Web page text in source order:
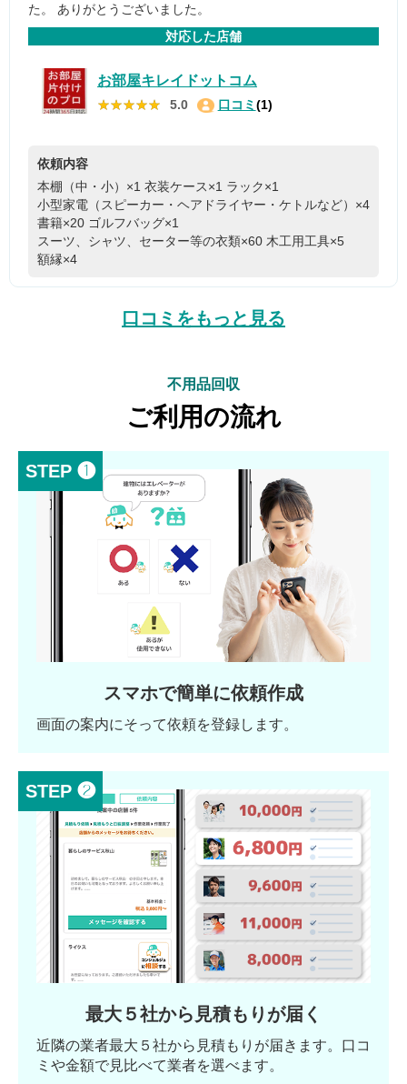
た。 ありがとうございました。
対応した店舗
お部屋キレイドットコム
★★★★★
★★★★★ 5.0 口コミ (1)
依頼内容
本棚（中・小）×1 衣装ケース×1 ラック×1
小型家電（スピーカー・ヘアドライヤー・ケトルなど）×4
書籍×20 ゴルフバッグ×1
スーツ、シャツ、セーター等の衣類×60 木工用工具×5
額縁×4
口コミをもっと見る
不用品回収
ご利用の流れ
STEP ❶
スマホで簡単に依頼作成
画面の案内にそって依頼を登録します。
STEP ❷
最大５社から見積もりが届く
近隣の業者最大５社から見積もりが届きます。口コ
ミや金額で見比べて業者を選べます。